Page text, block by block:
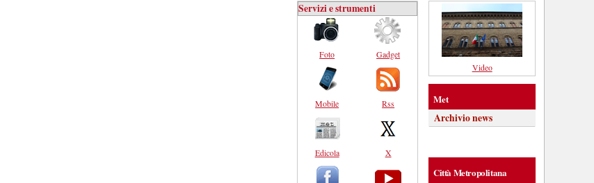
Servizi e strumenti
Foto
Mobile
Edicola
Gadget
Rss
X
Video
Met
Archivio news
Città Metropolitana